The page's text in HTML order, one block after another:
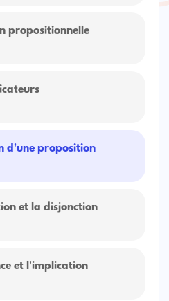
propositionnelle
d'une proposition
et la disjonction
et l'implication